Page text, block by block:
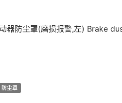
器防尘罩(磨损报警,左) Brake
防尘罩